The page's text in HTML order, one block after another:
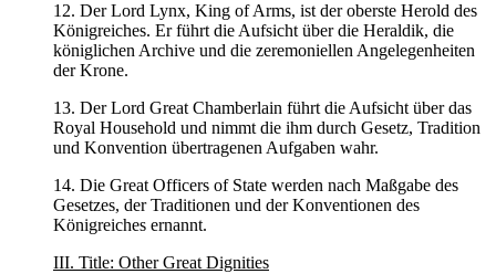
12. Der Lord Lynx, King of Arms, ist der oberste Herold des
Königreiches. Er führt die Aufsicht über die Heraldik, die
königlichen Archive und die zeremoniellen Angelegenheiten
der Krone.
13. Der Lord Great Chamberlain führt die Aufsicht über das
Royal Household und nimmt die ihm durch Gesetz, Tradition
und Konvention übertragenen Aufgaben wahr.
14. Die Great Officers of State werden nach Maßgabe des
Gesetzes, der Traditionen und der Konventionen des
Königreiches ernannt.
III. Title: Other Great Dignities